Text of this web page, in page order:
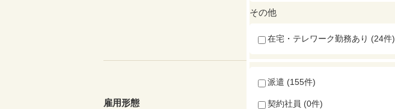
その他
在宅・テレワーク勤務あり (24件)
雇用形態
派遣 (155件)
契約社員 (0件)